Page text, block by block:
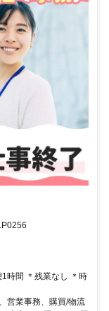
時間 ＊残業なし ＊時
営業事務、購買/物流